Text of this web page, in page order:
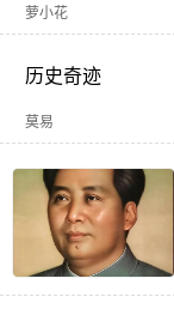
萝小花
历史奇迹
莫易